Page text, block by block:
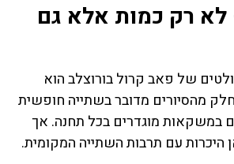
לא רק כמות אלא גם
של פאב קרול בורוצלב הוא
מהסיורים מדובר בשתייה חופשית
במשקאות מוגדרים בכל תחנה. אך
היכרות עם תרבות השתייה המקומית.